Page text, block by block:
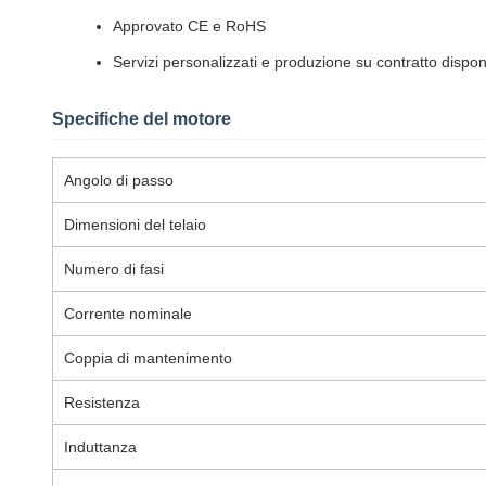
Approvato CE e RoHS
Servizi personalizzati e produzione su contratto
Specifiche del motore
Angolo di passo
Dimensioni del telaio
Numero di fasi
Corrente nominale
Coppia di mantenimento
Resistenza
Induttanza